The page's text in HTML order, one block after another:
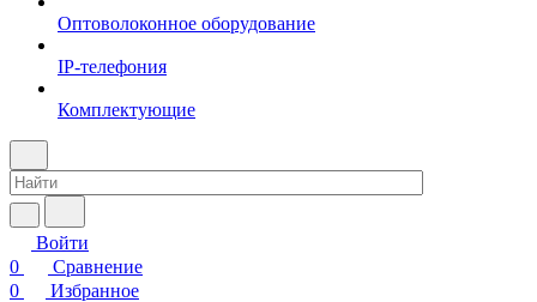
Оптоволоконное оборудование
IP-телефония
Комплектующие
Войти
0
Сравнение
0
Избранное